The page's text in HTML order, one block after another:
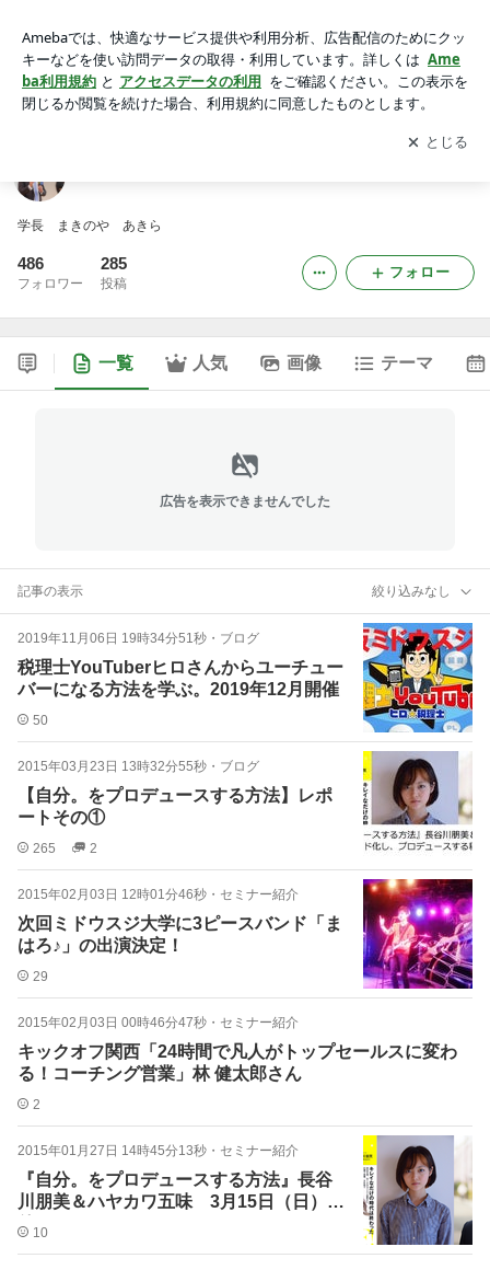
アプリをダウンロードして ブログの更新通知
を受け取りまし
ょう。
開く
学長 まきのや あきら
486
フォロワー
285
投稿
フォロー
一覧 人気 画像 テーマ
広告を表示できませんでした
記事の表示 絞り込みなし
2019年11月06日 19時34分51秒 ・ ブログ
税理士YouTuberヒロさんからユーチュー
バーになる方法を学ぶ。2019年12月開催
50
2015年03月23日 13時32分55秒 ・ ブログ
【自分。をプロデュースする方法】レポ
ートその①
265 2
2015年02月03日 12時01分46秒 ・ セミナー紹介
次回ミドウスジ大学に3ピースバンド「ま
はろ♪」の出演決定！
29
2015年02月03日 00時46分47秒 ・ セミナー紹介
キックオフ関西「24時間で凡人がトップセールスに変わ
る！コーチング営業」林 健太郎さん
2
2015年01月27日 14時45分13秒 ・ セミナー紹介
『自分。をプロデュースする方法』長谷
川朋美＆ハヤカワ五味 3月15日（日）開
催10